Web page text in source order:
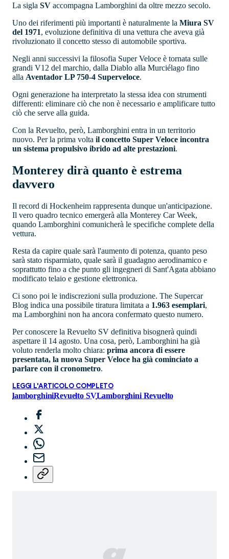
La sigla SV accompagna Lamborghini da oltre mezzo secolo.
Uno dei riferimenti più importanti è naturalmente la Miura SV
del 1971, evoluzione definitiva di una vettura che aveva già
rivoluzionato il concetto stesso di automobile sportiva.
Negli anni successivi la filosofia Super Veloce è tornata sulle
grandi V12 del marchio, dalla Diablo alla Murciélago fino
alla Aventador LP 750-4 Superveloce.
Ogni generazione ha interpretato la stessa idea con strumenti
differenti: eliminare ciò che non è necessario e amplificare tutto
ciò che serve alla guida.
Con la Revuelto, però, Lamborghini entra in un territorio
nuovo. Per la prima volta il concetto Super Veloce incontra
un sistema propulsivo ibrido ad alte prestazioni.
Monterey dirà quanto è estrema
davvero
Il record di Hockenheim rappresenta dunque un'anticipazione.
Il vero quadro tecnico emergerà alla Monterey Car Week,
quando Lamborghini comunicherà le specifiche complete della
vettura.
Resta da capire quale sarà l'aumento di potenza, quanto peso
sarà stato risparmiato, quale sarà il guadagno aerodinamico e
soprattutto fino a che punto gli ingegneri di Sant'Agata abbiano
modificato telaio e gestione elettronica.
Ci sono poi le indiscrezioni sulla produzione. The Supercar
Blog indica una possibile tiratura limitata a 1.963 esemplari,
ma Lamborghini non ha ancora confermato questo numero.
Per conoscere la Revuelto SV definitiva bisognerà quindi
aspettare il 14 agosto. Una cosa, però, Lamborghini ha già
voluto renderla molto chiara: prima ancora di essere
presentata, la nuova Super Veloce ha già cominciato a
parlare con il cronometro.
LEGGI L'ARTICOLO COMPLETO
lamborghiniRevuelto SVLamborghini Revuelto